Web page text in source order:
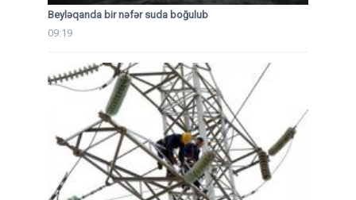
Beyləqanda bir nəfər suda boğulub
09:19